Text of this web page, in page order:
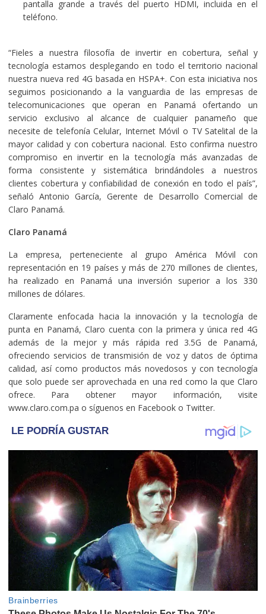
pantalla grande a través del puerto HDMI, incluida en el
teléfono.
“Fieles a nuestra filosofía de invertir en cobertura, señal y
tecnología estamos desplegando en todo el territorio nacional
nuestra nueva red 4G basada en HSPA+. Con esta iniciativa nos
seguimos posicionando a la vanguardia de las empresas de
telecomunicaciones que operan en Panamá ofertando un
servicio exclusivo al alcance de cualquier panameño que
necesite de telefonía Celular, Internet Móvil o TV Satelital de la
mayor calidad y con cobertura nacional. Esto confirma nuestro
compromiso en invertir en la tecnología más avanzadas de
forma consistente y sistemática brindándoles a nuestros
clientes cobertura y confiabilidad de conexión en todo el país”,
señaló Antonio García, Gerente de Desarrollo Comercial de
Claro Panamá.
Claro Panamá
La empresa, perteneciente al grupo América Móvil con
representación en 19 países y más de 270 millones de clientes,
ha realizado en Panamá una inversión superior a los 330
millones de dólares.
Claramente enfocada hacia la innovación y la tecnología de
punta en Panamá, Claro cuenta con la primera y única red 4G
además de la mejor y más rápida red 3.5G de Panamá,
ofreciendo servicios de transmisión de voz y datos de óptima
calidad, así como productos más novedosos y con tecnología
que solo puede ser aprovechada en una red como la que Claro
ofrece. Para obtener mayor información, visite
www.claro.com.pa o síguenos en Facebook o Twitter.